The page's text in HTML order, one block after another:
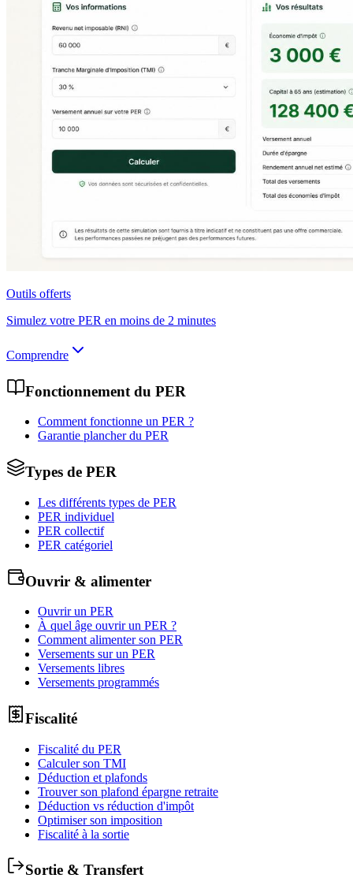
Outils offerts
Simulez votre PER en moins de 2 minutes
Comprendre
Fonctionnement du PER
Comment fonctionne un PER ?
Garantie plancher du PER
Types de PER
Les différents types de PER
PER individuel
PER collectif
PER catégoriel
Ouvrir & alimenter
Ouvrir un PER
À quel âge ouvrir un PER ?
Comment alimenter son PER
Versements sur un PER
Versements libres
Versements programmés
Fiscalité
Fiscalité du PER
Calculer son TMI
Déduction et plafonds
Trouver son plafond épargne retraite
Déduction vs réduction d'impôt
Optimiser son imposition
Fiscalité à la sortie
Sortie & Transfert